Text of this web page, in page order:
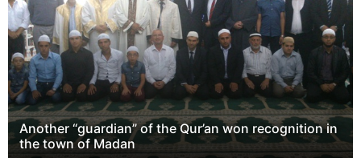
Another “guardian” of the Qur’an won recognition in
the town of Madan